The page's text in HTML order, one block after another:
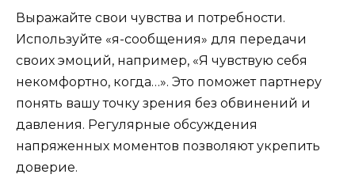
Выражайте свои чувства и потребности.
Используйте «я-сообщения» для передачи
своих эмоций, например, «Я чувствую себя
некомфортно, когда…». Это поможет партнеру
понять вашу точку зрения без обвинений и
давления. Регулярные обсуждения
напряженных моментов позволяют укрепить
доверие.